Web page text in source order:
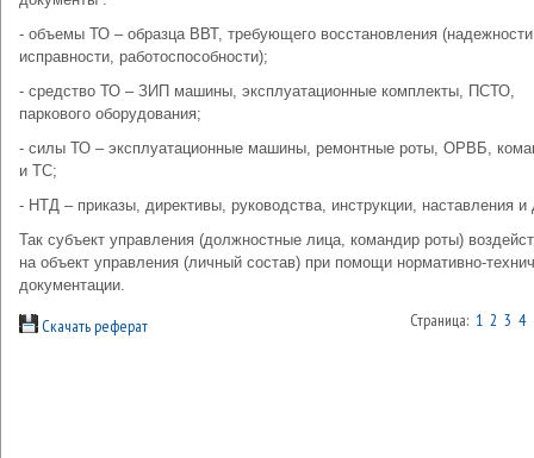
- объемы ТО – образца ВВТ, требующего восстановления
исправности, работоспособности);
- средство ТО – ЗИП машины, эксплуатационные комплекты, ПСТО,
паркового оборудования;
- силы ТО – эксплуатационные машины, ремонтные роты, ОРВБ,
и ТС;
- НТД – приказы, директивы, руководства, инструкции, наставления и
Так субъект управления (должностные лица, командир роты)
на объект управления (личный состав) при помощи нормативно-
документации.
Скачать реферат Страница: 1 2 3 4